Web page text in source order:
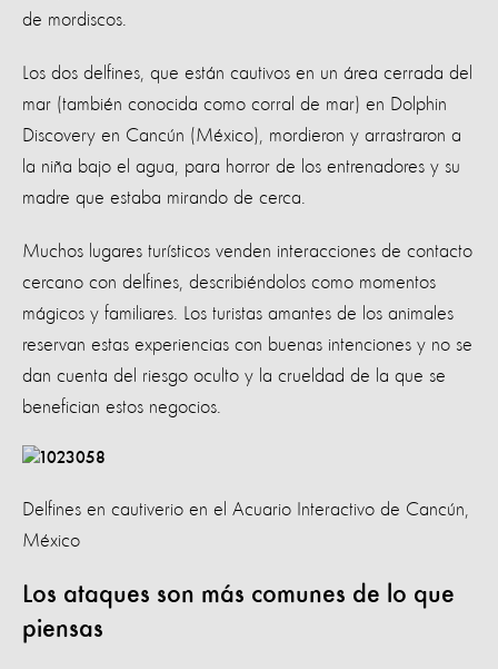
de mordiscos.
Los dos delfines, que están cautivos en un área cerrada del
mar (también conocida como corral de mar) en Dolphin
Discovery en Cancún (México), mordieron y arrastraron a
la niña bajo el agua, para horror de los entrenadores y su
madre que estaba mirando de cerca.
Muchos lugares turísticos venden interacciones de contacto
cercano con delfines, describiéndolos como momentos
mágicos y familiares. Los turistas amantes de los animales
reservan estas experiencias con buenas intenciones y no se
dan cuenta del riesgo oculto y la crueldad de la que se
benefician estos negocios.
Delfines en cautiverio en el Acuario Interactivo de Cancún,
México
Los ataques son más comunes de lo que
piensas